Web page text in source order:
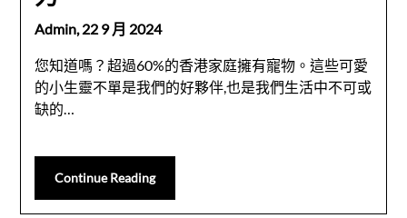
Admin, 22 9 月 2024
您知道嗎？超過60%的香港家庭擁有寵物。這些可愛
的小生靈不單是我們的好夥伴,也是我們生活中不可或
缺的…
Continue Reading